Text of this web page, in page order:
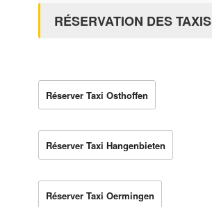
RÉSERVATION DES TAXIS
Réserver Taxi Osthoffen
Réserver Taxi Hangenbieten
Réserver Taxi Oermingen